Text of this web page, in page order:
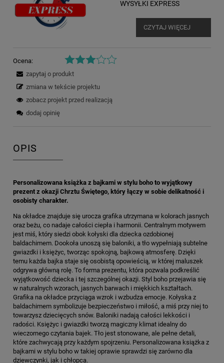
WYSYŁKI EXPRESS
CZYTAJ WIĘCEJ
Ocena:
zapytaj o produkt
zmiana w tekście projektu
zobacz projekt przed realizacją
dodaj opinię
OPIS
Personalizowana książka z bajkami w stylu boho to wyjątkowy
prezent z okazji Chrztu Świętego, który łączy w sobie delikatność i
osobisty charakter.
Na okładce znajduje się urocza grafika utrzymana w kolorach jasnych
oraz beżu, co nadaje całości ciepła i harmonii. Centralnym motywem
jest miś, który siedzi obok kołyski dla dziecka ozdobionej
baldachimem. Dookoła unoszą się baloniki, a tło wypełniają subtelne
gwiazdki i księżyc, tworząc spokojną, bajkową atmosferę. Dzięki
temu każda bajka staje się osobistą opowieścią, w której maluszek
odgrywa główną rolę. To forma prezentu, która pozwala podkreślić
wyjątkowość dziecka i tej szczególnej okazji. Styl boho przejawia się
w naturalnych wzorach, jasnych barwach i miękkich kształtach.
Grafika na okładce przyciąga wzrok i wzbudza emocje. Kołyska z
baldachimem symbolizuje bezpieczeństwo i miłość, a miś przy niej to
towarzysz dziecięcych snów. Baloniki nadają całości lekkości i
radości. Księżyc i gwiazdki tworzą magiczny klimat idealny do
wieczornego czytania bajek. Tło jest stonowane, ale pełne detali,
które zachwycają przy każdym spojrzeniu. Personalizowana książka z
bajkami w stylu boho w takiej oprawie sprawdzi się zarówno dla
dziewczynki, jak i chłopca.